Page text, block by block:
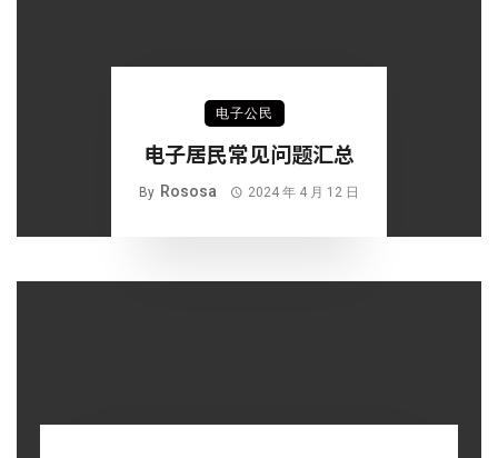
电子公民
电子居民常见问题汇总
By Rososa 2024 年 4 月 12 日